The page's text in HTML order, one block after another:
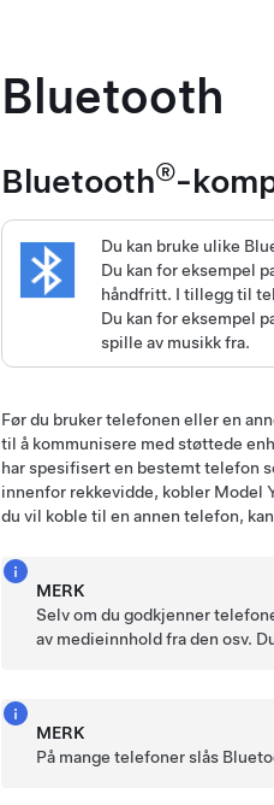
Bluetooth
Bluetooth®-
Du kan bruke ulike
Du kan for eksempel
håndfritt. I tillegg til
Du kan for eksempel
spille av musikk fra.
Før du bruker telefonen eller en
til å kommunisere med støttede
har spesifisert en bestemt telefon
innenfor rekkevidde, kobler Model
du vil koble til en annen telefon,
MERK
Selv om du godkjenner
av medieinnhold fra den osv.
MERK
På mange telefoner slås